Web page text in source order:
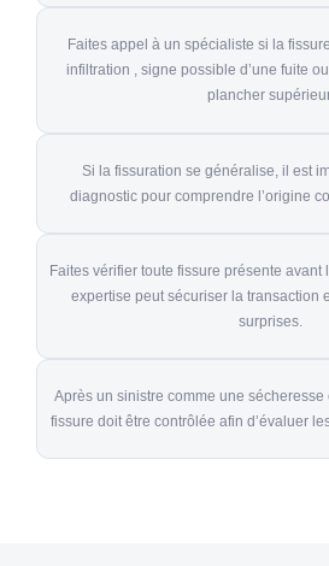
Faites appel à un spécialiste si la
infiltration , signe possible d’une fuite
plancher
Si la fissuration se généralise, il est
diagnostic pour comprendre l’origine
Faites vérifier toute fissure présente avant
expertise peut sécuriser la transaction
surprises.
Après un sinistre comme une
fissure doit être contrôlée afin d’évaluer